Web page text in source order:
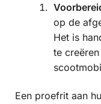
op de
Het is
te
Een proefrit aan